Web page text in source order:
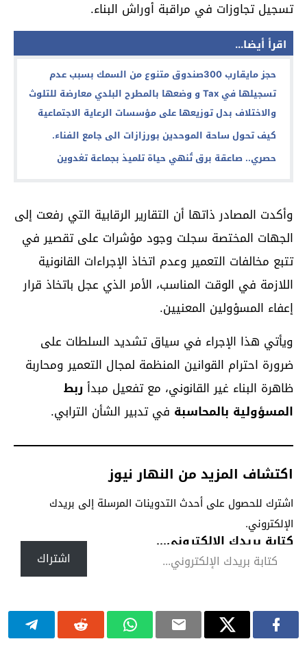
تسجيل تجاوزات في مراقبة أوراش البناء.
اقرأ أيضا...
حجز مايقارب 300صندوق متنوع من السمك بسبب عدم
تسجيلها في Tax و وضعها بالمطرح البلدي معارضة للتلوث
والاختلاف بدل توزيعها على مؤسسات الرعاية الاجتماعية
كيف تحول ساحة الموحدين بورزازات الى جامع الفناء.
حصري.. صاعقة برق تُنهي حياة تلميذ بجماعة تغدوين
وأكدت المصادر ذاتها أن التقارير الرقابية التي رفعت إلى
الجهات المختصة سجلت وجود مؤشرات على تقصير في
تتبع مخالفات التعمير وعدم اتخاذ الإجراءات القانونية
اللازمة في الوقت المناسب، الأمر الذي عجل باتخاذ قرار
إعفاء المسؤولين المعنيين.
ويأتي هذا الإجراء في سياق تشديد السلطات على
ضرورة احترام القوانين المنظمة لمجال التعمير ومحاربة
ظاهرة البناء غير القانوني، مع تفعيل مبدأ ربط
المسؤولية بالمحاسبة في تدبير الشأن الترابي.
اكتشاف المزيد من النهار نيوز
اشترك للحصول على أحدث التدوينات المرسلة إلى بريدك
الإلكتروني.
كتابة بريدك الإلكتروني...
اشتراك